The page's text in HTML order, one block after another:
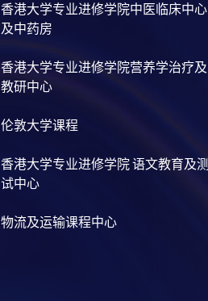
香港大学专业进修学院中医临床中心
及中药房
香港大学专业进修学院营养学治疗及
教研中心
伦敦大学课程
香港大学专业进修学院 语文教育及测
试中心
物流及运输课程中心